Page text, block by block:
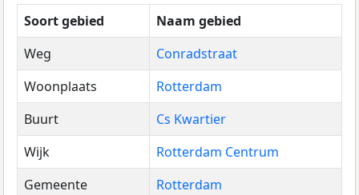
Soort gebied
Naam gebied
Weg
Conradstraat
Woonplaats
Rotterdam
Buurt
Cs Kwartier
Wijk
Rotterdam Centrum
Gemeente
Rotterdam